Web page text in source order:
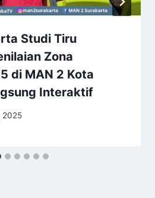
Studi Tiru
Zona
di MAN 2 Kota
Interaktif
2025